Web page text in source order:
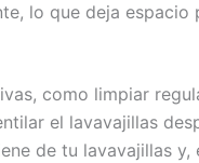
lo que deja espacio
como limpiar
el lavavajillas
de tu lavavajillas y,